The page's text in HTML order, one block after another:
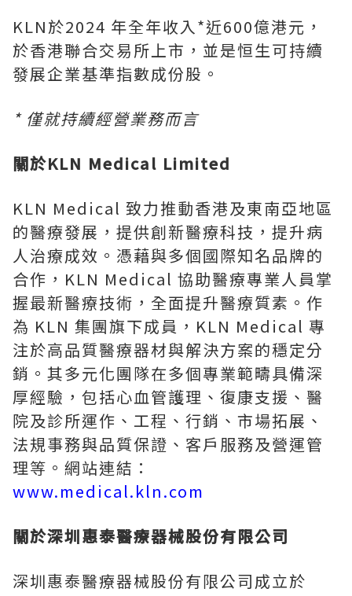
KLN於2024 年全年收入*近600億港元，
於香港聯合交易所上市，並是恒生可持續
發展企業基準指數成份股。
* 僅就持續經營業務而言
關於KLN Medical Limited
KLN Medical 致力推動香港及東南亞地區
的醫療發展，提供創新醫療科技，提升病
人治療成效。憑藉與多個國際知名品牌的
合作，KLN Medical 協助醫療專業人員掌
握最新醫療技術，全面提升醫療質素。作
為 KLN 集團旗下成員，KLN Medical 專
注於高品質醫療器材與解決方案的穩定分
銷。其多元化團隊在多個專業範疇具備深
厚經驗，包括心血管護理、復康支援、醫
院及診所運作、工程、行銷、市場拓展、
法規事務與品質保證、客戶服務及營運管
理等。網站連結：
www.medical.kln.com
關於深圳惠泰醫療器械股份有限公司
深圳惠泰醫療器械股份有限公司成立於